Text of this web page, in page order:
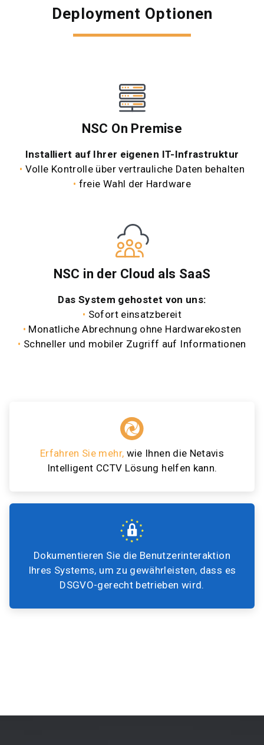
Deployment Optionen
NSC On Premise
Installiert auf Ihrer eigenen IT-Infrastruktur
• Volle Kontrolle über vertrauliche Daten behalten
• freie Wahl der Hardware
NSC in der Cloud als SaaS
Das System gehostet von uns:
• Sofort einsatzbereit
• Monatliche Abrechnung ohne Hardwarekosten
• Schneller und mobiler Zugriff auf Informationen
Erfahren Sie mehr, wie Ihnen die Netavis
Intelligent CCTV Lösung helfen kann.
Dokumentieren Sie die Benutzerinteraktion
Ihres Systems, um zu gewährleisten, dass es
DSGVO-gerecht betrieben wird.